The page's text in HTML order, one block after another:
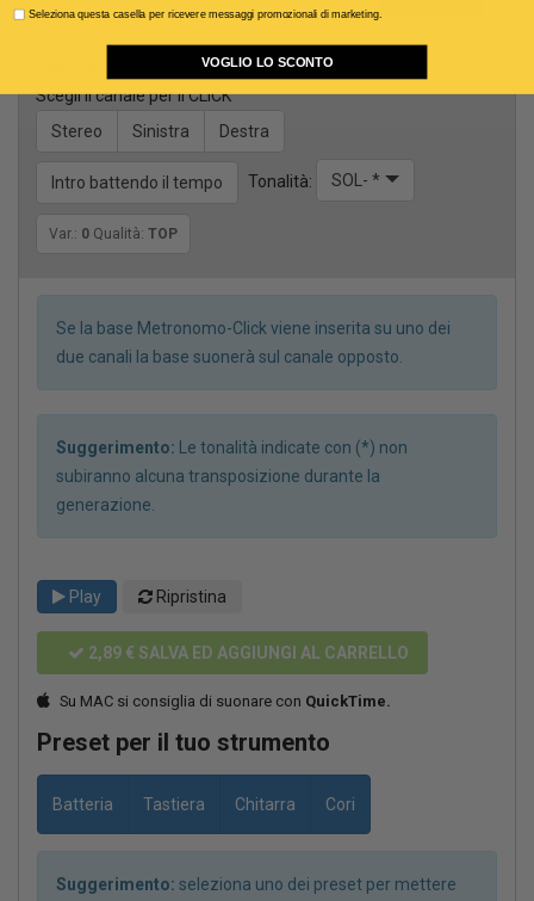
Scegli il canale per il CLICK
Stereo
Sinistra Destra
Intro battendo il tempo Tonalità: SOL- *
Var.: 0 Qualità: TOP
Se la base Metronomo-Click viene inserita su uno dei
due canali la base suonerà sul canale opposto.
Suggerimento: Le tonalità indicate con (*) non
subiranno alcuna transposizione durante la
generazione.
Play Ripristina
2,89 € SALVA ED AGGIUNGI AL CARRELLO
Su MAC si consiglia di suonare con QuickTime.
Preset per il tuo strumento
Batteria Tastiera Chitarra Cori
Suggerimento: seleziona uno dei preset per mettere
Seleziona questa casella per ricevere messaggi promozionali di marketing.
VOGLIO LO SCONTO